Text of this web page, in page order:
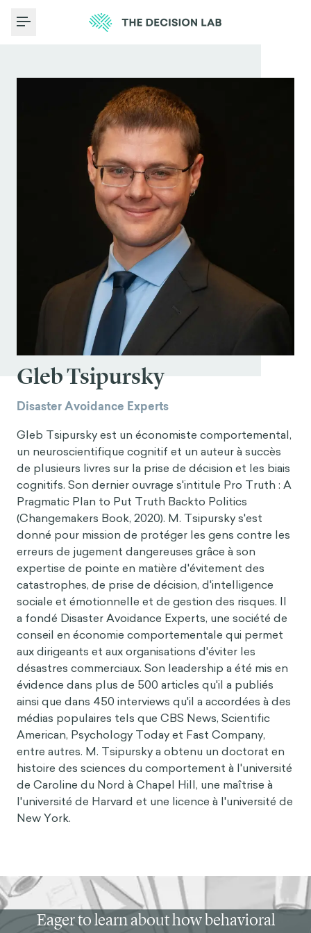
Toggle Menu
Gleb Tsipursky
Disaster Avoidance Experts
Gleb Tsipursky est un économiste comportemental,
un neuroscientifique cognitif et un auteur à succès
de plusieurs livres sur la prise de décision et les biais
cognitifs. Son dernier ouvrage s'intitule Pro Truth : A
Pragmatic Plan to Put Truth Backto Politics
(Changemakers Book, 2020). M. Tsipursky s'est
donné pour mission de protéger les gens contre les
erreurs de jugement dangereuses grâce à son
expertise de pointe en matière d'évitement des
catastrophes, de prise de décision, d'intelligence
sociale et émotionnelle et de gestion des risques. Il
a fondé Disaster Avoidance Experts, une société de
conseil en économie comportementale qui permet
aux dirigeants et aux organisations d'éviter les
désastres commerciaux. Son leadership a été mis en
évidence dans plus de 500 articles qu'il a publiés
ainsi que dans 450 interviews qu'il a accordées à des
médias populaires tels que CBS News, Scientific
American, Psychology Today et Fast Company,
entre autres. M. Tsipursky a obtenu un doctorat en
histoire des sciences du comportement à l'université
de Caroline du Nord à Chapel Hill, une maîtrise à
l'université de Harvard et une licence à l'université de
New York.
Eager to learn about how behavioral